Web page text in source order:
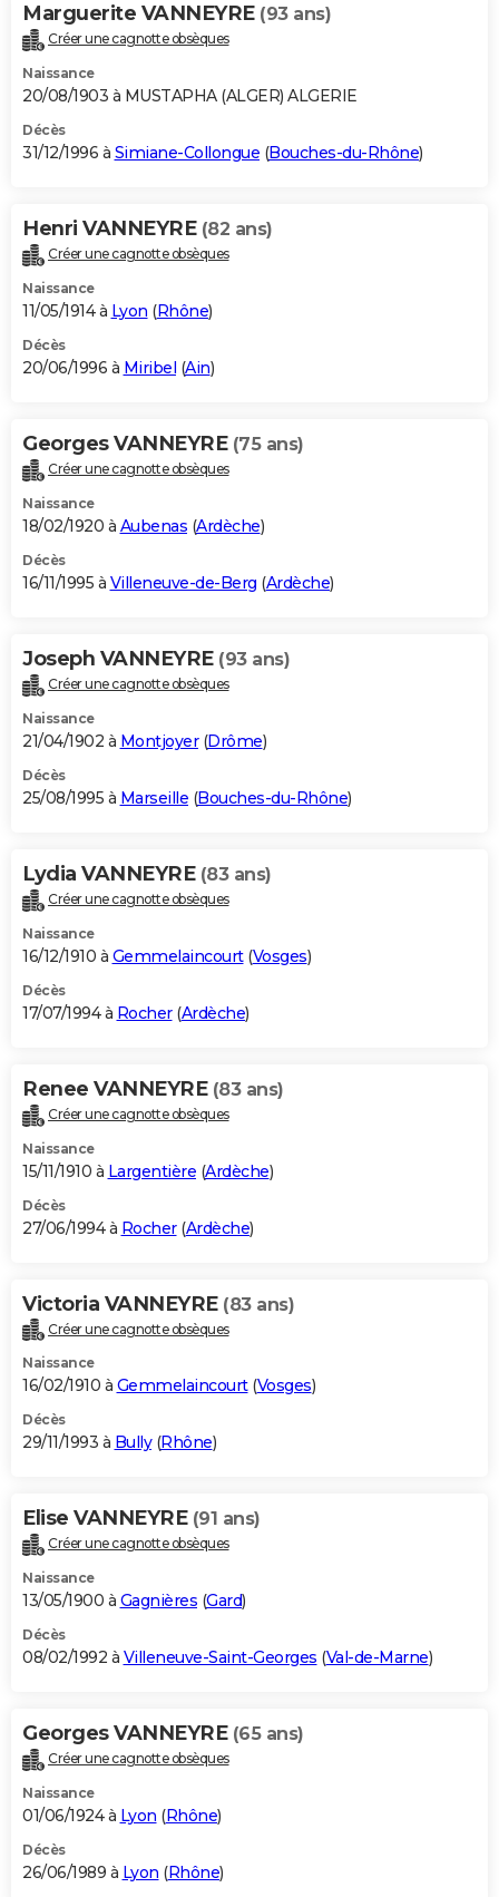
Marguerite VANNEYRE (93 ans)
Créer une cagnotte obsèques
Naissance
20/08/1903 à MUSTAPHA (ALGER) ALGERIE
Décès
31/12/1996 à Simiane-Collongue (Bouches-du-Rhône)
Henri VANNEYRE (82 ans)
Créer une cagnotte obsèques
Naissance
11/05/1914 à Lyon (Rhône)
Décès
20/06/1996 à Miribel (Ain)
Georges VANNEYRE (75 ans)
Créer une cagnotte obsèques
Naissance
18/02/1920 à Aubenas (Ardèche)
Décès
16/11/1995 à Villeneuve-de-Berg (Ardèche)
Joseph VANNEYRE (93 ans)
Créer une cagnotte obsèques
Naissance
21/04/1902 à Montjoyer(Drôme)
Décès
25/08/1995 à Marseille (Bouches-du-Rhône)
Lydia VANNEYRE (83 ans)
Créer une cagnotte obsèques
Naissance
16/12/1910 à Gemmelaincourt(Vosges)
Décès
17/07/1994 à Rocher(Ardèche)
Renee VANNEYRE (83 ans)
Créer une cagnotte obsèques
Naissance
15/11/1910 à Largentière (Ardèche)
Décès
27/06/1994 à Rocher(Ardèche)
Victoria VANNEYRE (83 ans)
Créer une cagnotte obsèques
Naissance
16/02/1910 à Gemmelaincourt(Vosges)
Décès
29/11/1993 à Bully(Rhône)
Elise VANNEYRE (91 ans)
Créer une cagnotte obsèques
Naissance
13/05/1900 à Gagnières (Gard)
Décès
08/02/1992 à Villeneuve-Saint-Georges (Val-de-Marne)
Georges VANNEYRE (65 ans)
Créer une cagnotte obsèques
Naissance
01/06/1924 à Lyon (Rhône)
Décès
26/06/1989 à Lyon (Rhône)